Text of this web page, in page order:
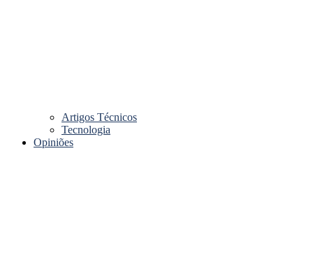
Artigos Técnicos
Tecnologia
Opiniões